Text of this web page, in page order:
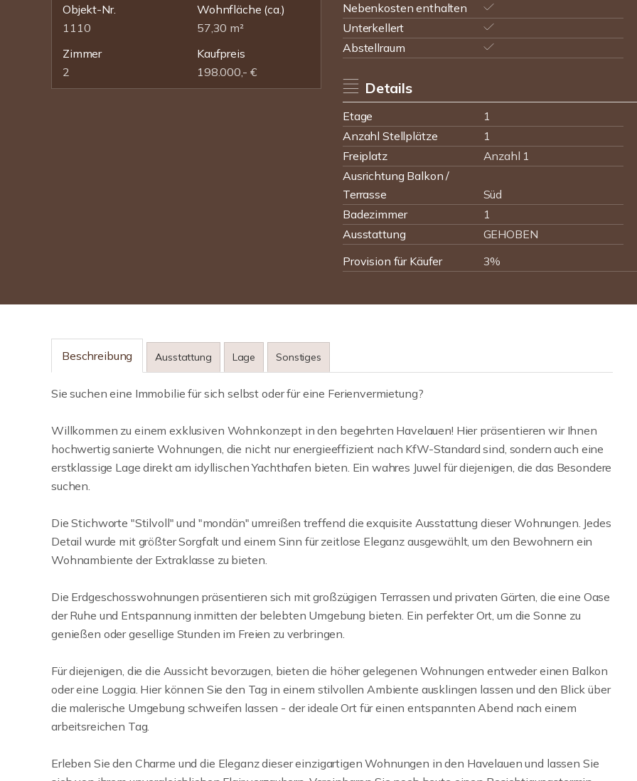
Objekt-Nr.
1110
Wohnfläche (ca.)
57,30 m²
Zimmer
2
Kaufpreis
198.000,- €
Nebenkosten enthalten
Unterkellert
Abstellraum
Details
Etage 1
Anzahl Stellplätze
1
Freiplatz
Anzahl 1
Ausrichtung Balkon /
Terrasse
Süd
Badezimmer
1
Ausstattung
GEHOBEN
Provision für Käufer
3%
Beschreibung Ausstattung Lage Sonstiges
Sie suchen eine Immobilie für sich selbst oder für eine Ferienvermietung?
Willkommen zu einem exklusiven Wohnkonzept in den begehrten Havelauen! Hier präsentieren wir Ihnen
hochwertig sanierte Wohnungen, die nicht nur energieeffizient nach KfW-Standard sind, sondern auch eine
erstklassige Lage direkt am idyllischen Yachthafen bieten. Ein wahres Juwel für diejenigen, die das Besondere
suchen.
Die Stichworte "Stilvoll" und "mondän" umreißen treffend die exquisite Ausstattung dieser Wohnungen. Jedes
Detail wurde mit größter Sorgfalt und einem Sinn für zeitlose Eleganz ausgewählt, um den Bewohnern ein
Wohnambiente der Extraklasse zu bieten.
Die Erdgeschosswohnungen präsentieren sich mit großzügigen Terrassen und privaten Gärten, die eine Oase
der Ruhe und Entspannung inmitten der belebten Umgebung bieten. Ein perfekter Ort, um die Sonne zu
genießen oder gesellige Stunden im Freien zu verbringen.
Für diejenigen, die die Aussicht bevorzugen, bieten die höher gelegenen Wohnungen entweder einen Balkon
oder eine Loggia. Hier können Sie den Tag in einem stilvollen Ambiente ausklingen lassen und den Blick über
die malerische Umgebung schweifen lassen - der ideale Ort für einen entspannten Abend nach einem
arbeitsreichen Tag.
Erleben Sie den Charme und die Eleganz dieser einzigartigen Wohnungen in den Havelauen und lassen Sie